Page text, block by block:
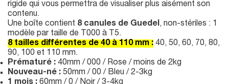
rigide qui vous permettra de visualiser plus aisément son
contenu.
Une boîte contient 8 canules de Guedel, non-stériles : 1
modèle par taille de T000 à T5.
8 tailles différentes de 40 à 110 mm : 40, 50, 60, 70, 80,
90, 100 et 110 mm.
Prématuré : 40mm / 000 / Rose / moins de 2kg
Nouveau-né : 50mm / 00 / Bleu / 2-3kg